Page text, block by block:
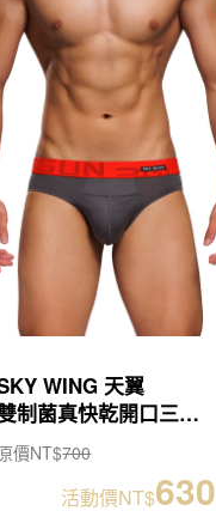
WING 天翼
雙制菌真快乾開口三角褲
價NT$700
活動價NT$630